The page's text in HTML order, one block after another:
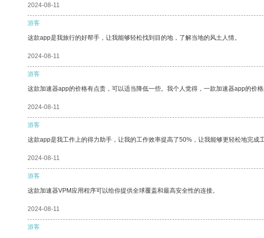
2024-08-11
游客
这款app是我旅行的好帮手，让我能够轻松找到目的地，了解当地的风土人情。
2024-08-11
游客
这款加速器app的价格有点贵，可以适当降低一些。我个人觉得，一款加速器app的价格
2024-08-11
游客
这款app是我工作上的得力助手，让我的工作效率提高了50%，让我能够更轻松地完成工
2024-08-11
游客
这款加速器VPM应用程序可以给你提供全球覆盖和最高安全性的连接。
2024-08-11
游客